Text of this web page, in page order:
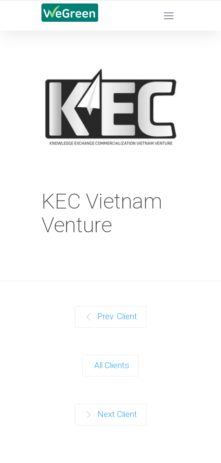
CHỨNG NHẬN SẢN PHẨM BỀN VỮNG
KEC Vietnam
Venture
Prev. Client
All Clients
Next Client